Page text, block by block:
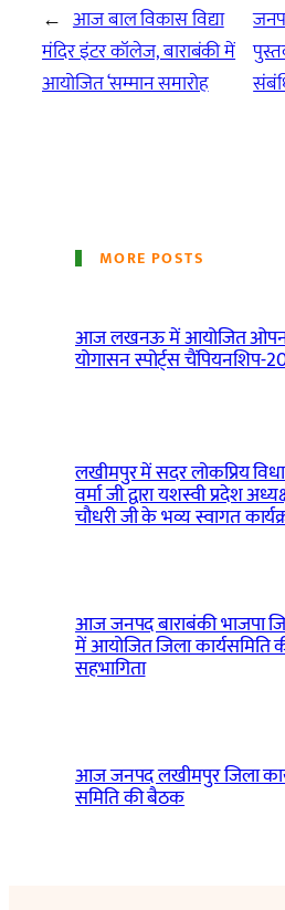
← आज बाल विकास विद्या
मंदिर इंटर कॉलेज, बाराबंकी में
आयोजित ‘सम्मान समारोह
MORE POSTS
आज लखनऊ में आयोजित ओपन
योगासन स्पोर्ट्स चैंपियनशिप-
लखीमपुर में सदर लोकप्रिय
वर्मा जी द्वारा यशस्वी प्रदेश
चौधरी जी के भव्य स्वागत
आज जनपद बाराबंकी भाजपा
में आयोजित जिला
सहभागिता
आज जनपद लखीमपुर जिला
समिति की बैठक